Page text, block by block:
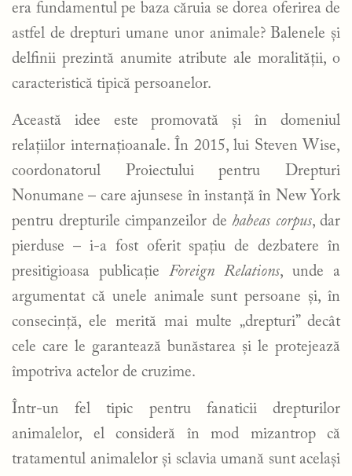
era fundamentul pe baza căruia se dorea oferirea de
astfel de drepturi umane unor animale? Balenele și
delfinii prezintă anumite atribute ale moralității, o
caracteristică tipică persoanelor.
Această idee este promovată și în domeniul
relațiilor internațioanale. În 2015, lui Steven Wise,
coordonatorul Proiectului pentru Drepturi
Nonumane – care ajunsese în instanță în New York
pentru drepturile cimpanzeilor de habeas corpus, dar
pierduse – i-a fost oferit spațiu de dezbatere în
presitigioasa publicație Foreign Relations, unde a
argumentat că unele animale sunt persoane și, în
consecință, ele merită mai multe „drepturi” decât
cele care le garantează bunăstarea și le protejează
împotriva actelor de cruzime.
Într-un fel tipic pentru fanaticii drepturilor
animalelor, el consideră în mod mizantrop că
tratamentul animalelor și sclavia umană sunt același